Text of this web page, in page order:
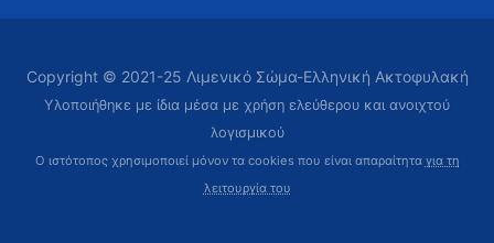
Copyright © 2021-25 Λιμενικό Σώμα-Ελληνική Ακτοφυλακή
Υλοποιήθηκε με ίδια μέσα με χρήση ελεύθερου και ανοιχτού
λογισμικού
Ο ιστότοπος χρησιμοποιεί μόνον τα cookies που είναι απαραίτητα για τη
λειτουργία του